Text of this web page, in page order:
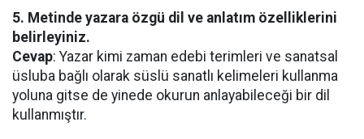
5. Metinde yazara özgü dil ve anlatım özelliklerini
belirleyiniz.
Cevap: Yazar kimi zaman edebi terimleri ve sanatsal
üsluba bağlı olarak süslü sanatlı kelimeleri kullanma
yoluna gitse de yinede okurun anlayabileceği bir dil
kullanmıştır.